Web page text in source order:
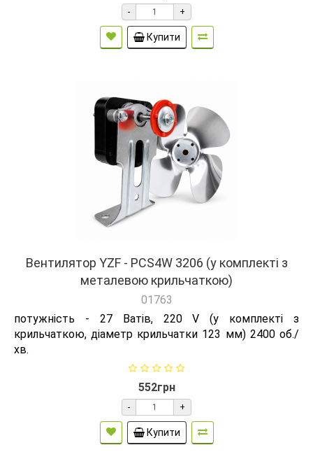
- +
Купити
Вентилятор YZF - PCS4W 3206 (у комплекті з
металевою крильчаткою)
01763
потужність - 27 Ватів, 220 V (у комплекті з
крильчаткою, діаметр крильчатки 123 мм) 2400 об./
хв.
552грн
- +
Купити